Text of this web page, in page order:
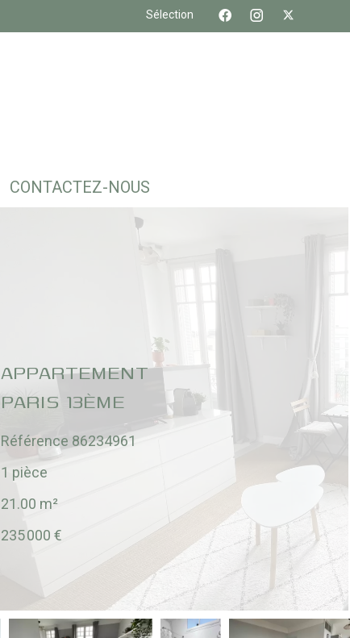
Sélection
CONTACTEZ-NOUS
APPARTEMENT
PARIS 13ÈME
Référence 86234961
1 pièce
21.00 m²
235 000 €